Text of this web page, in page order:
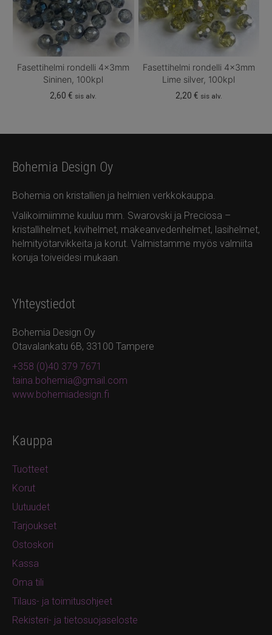
Fasettihelmi rondelli 4x3mm
Sininen, 100kpl
2,60€ sis alv.
Fasettihelmi rondelli 4x3mm
Lime silver, 100kpl
2,20 € sis alv.
Bohemia Design Oy
Bohemia on kristallien ja helmien verkkokauppa.
Valikoimiimme kuuluu mm. Swarovski ja Preciosa –
kristallihelmet, kivihelmet, makeanvedenhelmet, lasihelmet,
helmityötarvikkeita ja korut. Valmistamme myös valmiita
koruja toiveidesi mukaan.
Yhteystiedot
Bohemia Design Oy
Otavalankatu 6B, 33100 Tampere
+358 (0)40 379 7671
taina.bohemia@gmail.com
www.bohemiadesign.fi
Kauppa
Tuotteet
Korut
Uutuudet
Tarjoukset
Ostoskori
Kassa
Oma tili
Tilaus- ja toimitusohjeet
Rekisteri- ja tietosuojaseloste